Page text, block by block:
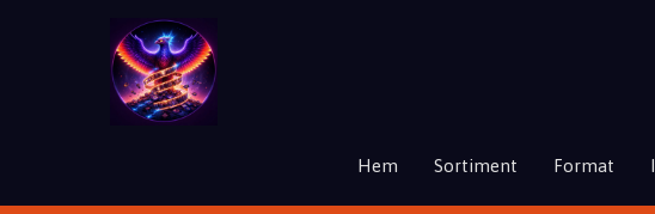
Hem Sortiment Format